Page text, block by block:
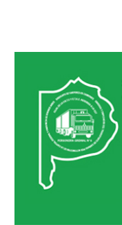
Acuerdos y homolog.
Acuerdos empresa
Planilla de km
Impresión boletas
Ultima Escala Salarial